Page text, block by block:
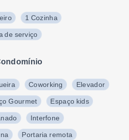
1 Cozinha
de serviço
Coworking Elevador
Gourmet Espaço kids
Interfone
Portaria remota